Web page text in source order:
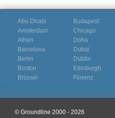
Abu Dhabi
Amsterdam
Athen
Barcelona
Berlin
Boston
Brüssel
Budapest
Chicago
Doha
Dubai
Dublin
Edinburgh
Florenz
© Groundline 2000 - 2026